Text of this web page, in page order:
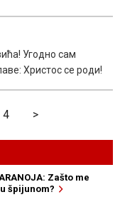
Угодно сам
Христос се роди!
4 >
Zašto me
špijunom?